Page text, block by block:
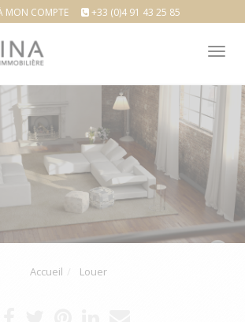
MON COMPTE +33 (0)4 91 43 25 85
Accueil Louer